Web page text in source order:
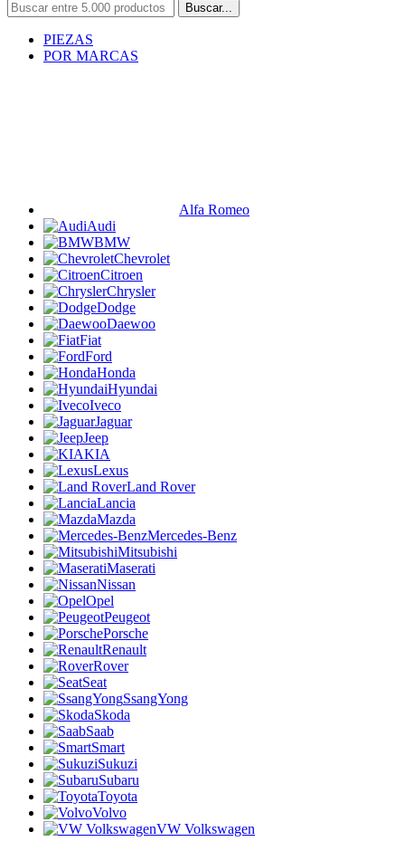
Buscar...
PIEZAS
POR MARCAS
Alfa Romeo
Audi
BMW
Chevrolet
Citroen
Chrysler
Dodge
Daewoo
Fiat
Ford
Honda
Hyundai
Iveco
Jaguar
Jeep
KIA
Lexus
Land Rover
Lancia
Mazda
Mercedes-Benz
Mitsubishi
Maserati
Nissan
Opel
Peugeot
Porsche
Renault
Rover
Seat
SsangYong
Skoda
Saab
Smart
Sukuzi
Subaru
Toyota
Volvo
VW Volkswagen